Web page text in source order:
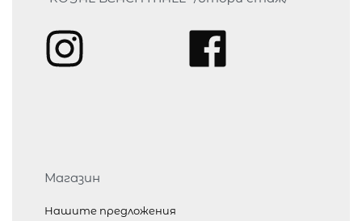
Магазин
Нашите предложения